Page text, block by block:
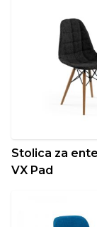
Stolica za
VX Pad